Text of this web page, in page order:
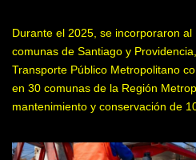
Durante el 2025, se incorporaron
comunas de Santiago y
Transporte Público Metropolitano
en 30 comunas de la Región
mantenimiento y conservación de